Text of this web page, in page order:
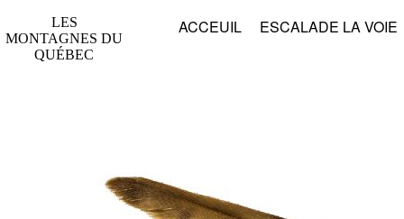
ACCEUIL ESCALADE LA VOIE
LES
MONTAGNES DU
QUÉBEC